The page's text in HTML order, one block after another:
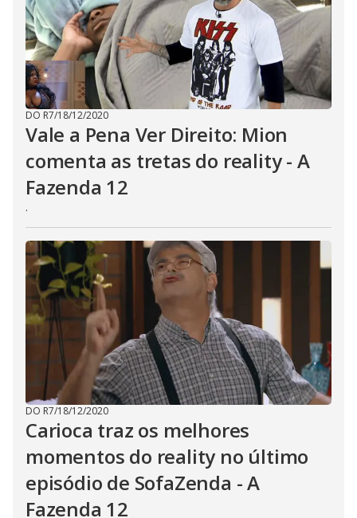
DO R7/18/12/2020
Vale a Pena Ver Direito: Mion
comenta as tretas do reality - A
Fazenda 12
.
DO R7/18/12/2020
Carioca traz os melhores
momentos do reality no último
episódio de SofaZenda - A
Fazenda 12